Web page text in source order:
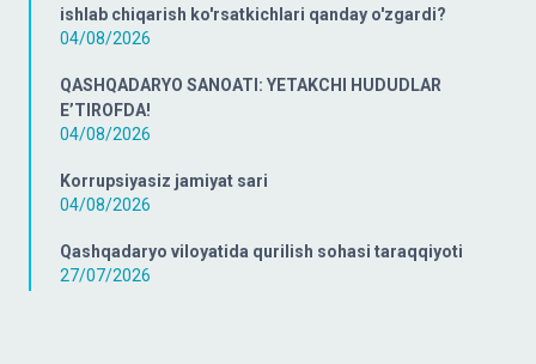
ishlab chiqarish ko'rsatkichlari qanday o'zgardi?
04/08/2026
QASHQADARYO SANOATI: YETAKCHI HUDUDLAR
E’TIROFDA!
04/08/2026
Korrupsiyasiz jamiyat sari
04/08/2026
Qashqadaryo viloyatida qurilish sohasi taraqqiyoti
27/07/2026